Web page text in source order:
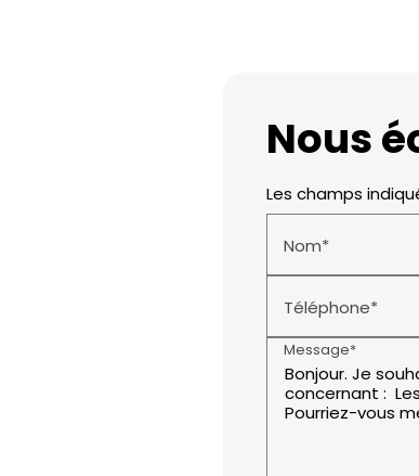
Nous
Les champs
Nom*
Téléphone*
Message*